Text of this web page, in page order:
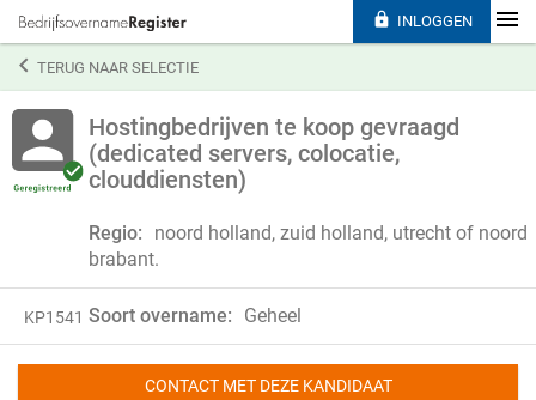
TERUG NAAR SELECTIE
Hostingbedrijven te koop gevraagd
(dedicated servers, colocatie,
clouddiensten)
Regio:
noord holland, zuid holland, utrecht of noord
brabant.
KP1541 Soort overname: Geheel
CONTACT MET DEZE KANDIDAAT
 INLOGGEN